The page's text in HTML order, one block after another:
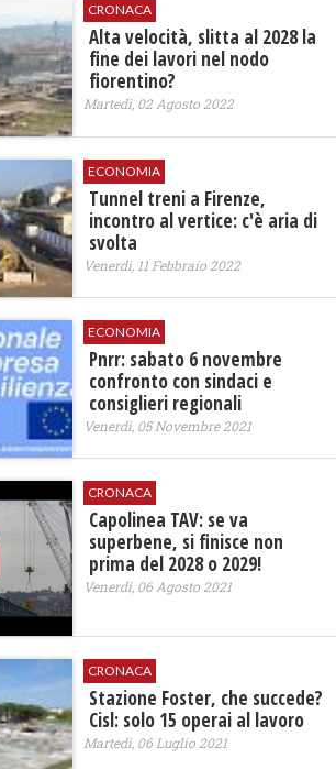
CRONACA
Alta velocità, slitta al 2028 la
fine dei lavori nel nodo
fiorentino?
Martedì, 02 Agosto 2022
ECONOMIA
Tunnel treni a Firenze,
incontro al vertice: c'è aria di
svolta
Venerdì, 11 Febbraio 2022
ECONOMIA
Pnrr: sabato 6 novembre
confronto con sindaci e
consiglieri regionali
Venerdì, 05 Novembre 2021
CRONACA
Capolinea TAV: se va
superbene, si finisce non
prima del 2028 o 2029!
Venerdì, 06 Agosto 2021
CRONACA
Stazione Foster, che succede?
Cisl: solo 15 operai al lavoro
Martedì, 06 Luglio 2021